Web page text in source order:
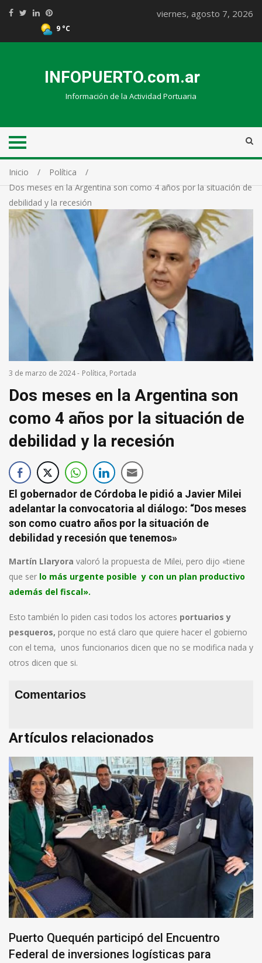
9 °C
viernes, agosto 7, 2026
INFOPUERTO.com.ar
Información de la Actividad Portuaria
Inicio
Política
Dos meses en la Argentina son como 4 años por la situación de
debilidad y la recesión
3 de marzo de 2024- Política, Portada
Dos meses en la Argentina son
como 4 años por la situación de
debilidad y la recesión
El gobernador de Córdoba le pidió a Javier Milei
adelantar la convocatoria al diálogo: “Dos meses
son como cuatro años por la situación de
debilidad y recesión que tenemos»
Martín Llaryora valoró la propuesta de Milei, pero dijo «tiene
que ser lo más urgente posible y con un plan productivo
además del fiscal».
Esto también lo piden casi todos los actores portuarios y
pesqueros, porque no está claro que quiere hacer el gobierno
con el tema, unos funcionarios dicen que no se modifica nada y
otros dicen que si.
Comentarios
Artículos relacionados
Puerto Quequén participó del Encuentro
Federal de inversiones logísticas para